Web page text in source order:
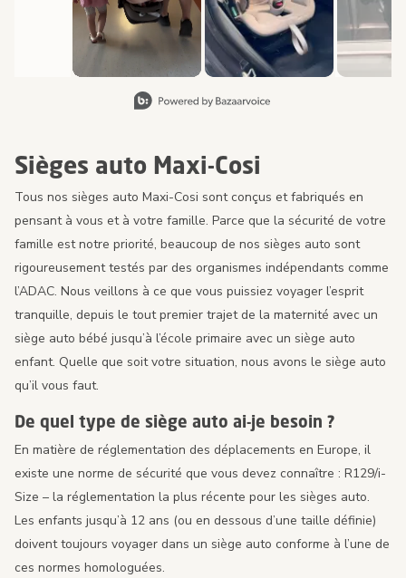
Sièges auto Maxi-Cosi
Tous nos sièges auto Maxi-Cosi sont conçus et fabriqués en
pensant à vous et à votre famille. Parce que la sécurité de votre
famille est notre priorité, beaucoup de nos sièges auto sont
rigoureusement testés par des organismes indépendants comme
l’ADAC. Nous veillons à ce que vous puissiez voyager l’esprit
tranquille, depuis le tout premier trajet de la maternité avec un
siège auto bébé jusqu’à l’école primaire avec un siège auto
enfant. Quelle que soit votre situation, nous avons le siège auto
qu’il vous faut.
De quel type de siège auto ai-je besoin ?
En matière de réglementation des déplacements en Europe, il
existe une norme de sécurité que vous devez connaître : R129/i-
Size – la réglementation la plus récente pour les sièges auto.
Les enfants jusqu’à 12 ans (ou en dessous d’une taille définie)
doivent toujours voyager dans un siège auto conforme à l’une de
ces normes homologuées.